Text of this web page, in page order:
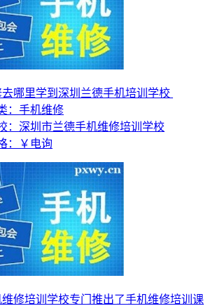
哪里学到深圳兰德手机培训学校
：手机维修
： 深圳市兰德手机维修培训学校
：
￥电询
修培训学校专门推出了手机维修培训课